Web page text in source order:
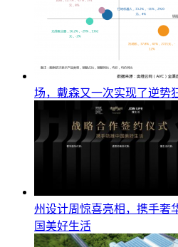
场，戴森又一次实现了逆势
州设计周惊喜亮相，携手奢
国美好生活